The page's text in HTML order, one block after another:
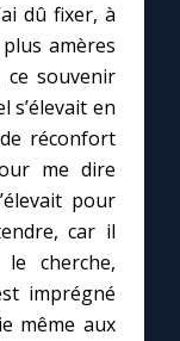
dû fixer, à
amères
ce souvenir
s’élevait en
réconfort
me dire
pour
car il
cherche,
imprégné
même aux